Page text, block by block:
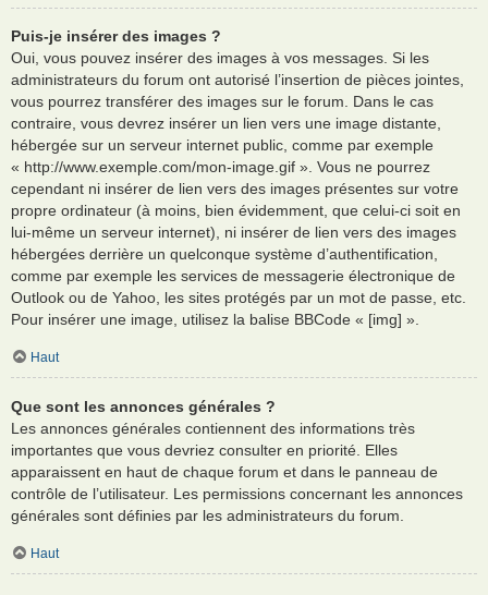
Puis-je insérer des images ?
Oui, vous pouvez insérer des images à vos messages. Si les
administrateurs du forum ont autorisé l’insertion de pièces jointes,
vous pourrez transférer des images sur le forum. Dans le cas
contraire, vous devrez insérer un lien vers une image distante,
hébergée sur un serveur internet public, comme par exemple
« http://www.exemple.com/mon-image.gif ». Vous ne pourrez
cependant ni insérer de lien vers des images présentes sur votre
propre ordinateur (à moins, bien évidemment, que celui-ci soit en
lui-même un serveur internet), ni insérer de lien vers des images
hébergées derrière un quelconque système d’authentification,
comme par exemple les services de messagerie électronique de
Outlook ou de Yahoo, les sites protégés par un mot de passe, etc.
Pour insérer une image, utilisez la balise BBCode « [img] ».
Haut
Que sont les annonces générales ?
Les annonces générales contiennent des informations très
importantes que vous devriez consulter en priorité. Elles
apparaissent en haut de chaque forum et dans le panneau de
contrôle de l’utilisateur. Les permissions concernant les annonces
générales sont définies par les administrateurs du forum.
Haut